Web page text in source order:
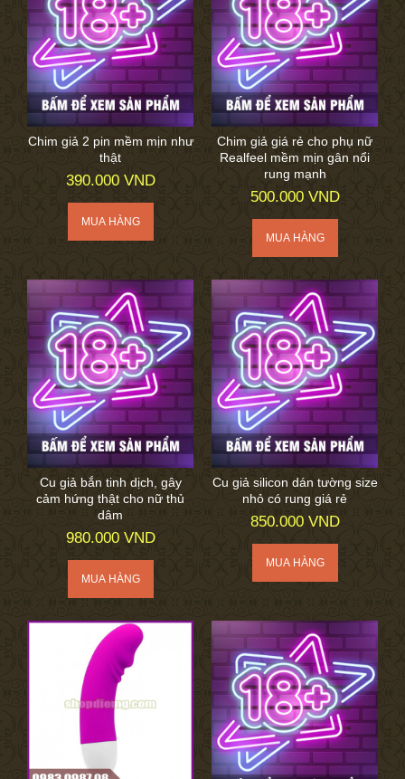
Chim giả 2 pin mềm mịn như
thật
390.000 VND
Chim giả giá rẻ cho phụ nữ
Realfeel mềm mịn gân nổi
rung mạnh
500.000 VND
Cu giả bắn tinh dịch, gây
cảm hứng thật cho nữ thủ
dâm
980.000 VND
Cu giả silicon dán tường size
nhỏ có rung giá rẻ
850.000 VND